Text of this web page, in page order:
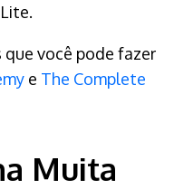
você pode fazer
e The Complete
Muita